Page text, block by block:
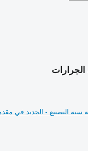
الجرارات
سنة التصنيع - الجديد في